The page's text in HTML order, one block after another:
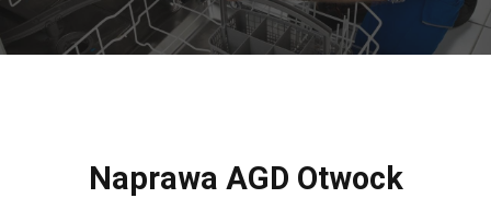
Naprawa AGD Otwock